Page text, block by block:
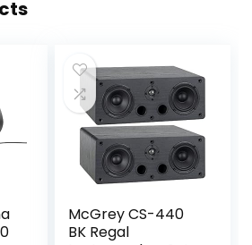
McGrey CS-440
BK Regal